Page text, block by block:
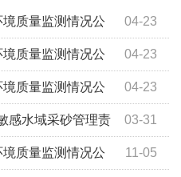
04-23
质量监测情况公
04-23
质量监测情况公
04-23
质量监测情况公
03-31
感水域采砂管理责
11-05
质量监测情况公